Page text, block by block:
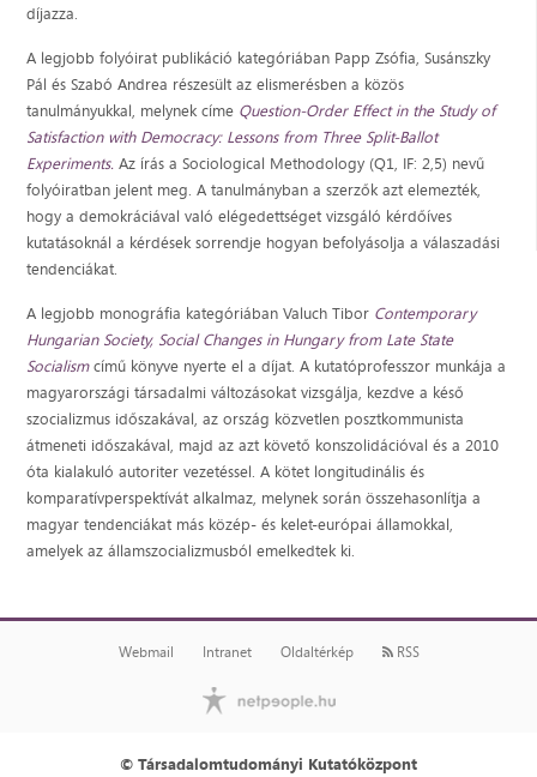
díjazza.
A legjobb folyóirat publikáció kategóriában Papp Zsófia, Susánszky
Pál és Szabó Andrea részesült az elismerésben a közös
tanulmányukkal, melynek címe Question-Order Effect in the Study of
Satisfaction with Democracy: Lessons from Three Split-Ballot
Experiments.Az írás a Sociological Methodology (Q1, IF: 2,5) nevű
folyóiratban jelent meg. A tanulmányban a szerzők azt elemezték,
hogy a demokráciával való elégedettséget vizsgáló kérdőíves
kutatásoknál a kérdések sorrendje hogyan befolyásolja a válaszadási
tendenciákat.
A legjobb monográfia kategóriában Valuch Tibor Contemporary
Hungarian Society, Social Changes in Hungary from Late State
Socialismcímű könyve nyerte el a díjat. A kutatóprofesszor munkája a
magyarországi társadalmi változásokat vizsgálja, kezdve a késő
szocializmus időszakával, az ország közvetlen posztkommunista
átmeneti időszakával, majd az azt követő konszolidációval és a 2010
óta kialakuló autoriter vezetéssel. A kötet longitudinális és
komparatívperspektívát alkalmaz, melynek során összehasonlítja a
magyar tendenciákat más közép- és kelet-európai államokkal,
amelyek az államszocializmusból emelkedtek ki.
Webmail Intranet Oldaltérkép RSS
© Társadalomtudományi Kutatóközpont